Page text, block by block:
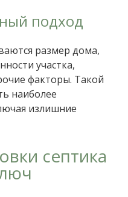
подход
размер дома,
участка,
факторы. Такой
наиболее
излишние
септика